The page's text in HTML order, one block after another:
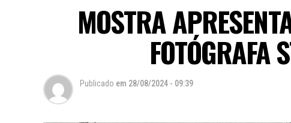
MOSTRA
FOTÓGRAFA
Publicado em 28/08/2024 - 09:39